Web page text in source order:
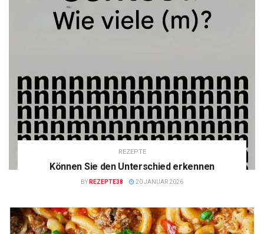
REZEPTE
Können Sie den Unterschied erkennen
BY REZEPTE38 20 JANUAR 2026